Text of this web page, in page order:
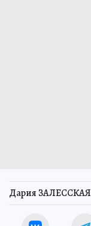
Дария ЗАЛЕССКАЯ